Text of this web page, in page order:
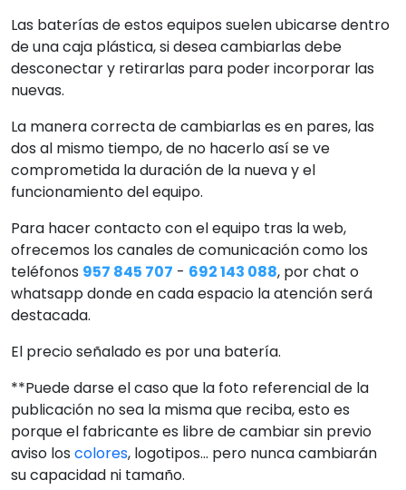
Las baterías de estos equipos suelen ubicarse dentro
de una caja plástica, si desea cambiarlas debe
desconectar y retirarlas para poder incorporar las
nuevas.
La manera correcta de cambiarlas es en pares, las
dos al mismo tiempo, de no hacerlo así se ve
comprometida la duración de la nueva y el
funcionamiento del equipo.
Para hacer contacto con el equipo tras la web,
ofrecemos los canales de comunicación como los
teléfonos 957 845 707 - 692 143 088, por chat o
whatsapp donde en cada espacio la atención será
destacada.
El precio señalado es por una batería.
**Puede darse el caso que la foto referencial de la
publicación no sea la misma que reciba, esto es
porque el fabricante es libre de cambiar sin previo
aviso los colores, logotipos... pero nunca cambiarán
su capacidad ni tamaño.